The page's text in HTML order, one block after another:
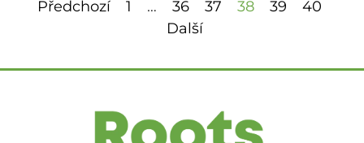
Předchozí 1 … 36 37 38 39
40
Další